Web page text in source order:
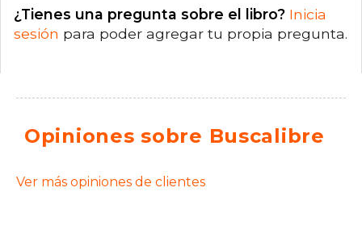
¿Tienes una pregunta sobre el libro? Inicia
sesión para poder agregar tu propia pregunta.
Opiniones sobre Buscalibre
Ver más opiniones de clientes